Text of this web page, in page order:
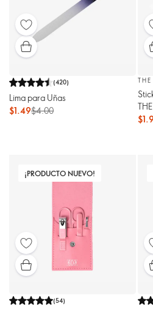
(420)
Lima para Uñas
$1.49$4.00
¡PRODUCTO NUEVO!
(54)